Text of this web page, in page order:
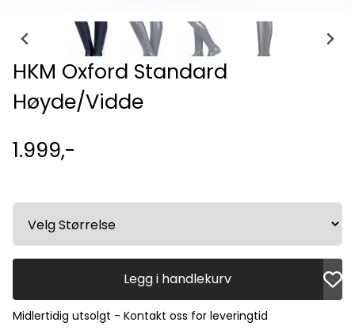
HKM Oxford Standard
Høyde/Vidde
1.999,-
Legg i handlekurv
Midlertidig utsolgt - Kontakt oss for leveringtid